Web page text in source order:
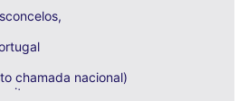
chamada nacional)